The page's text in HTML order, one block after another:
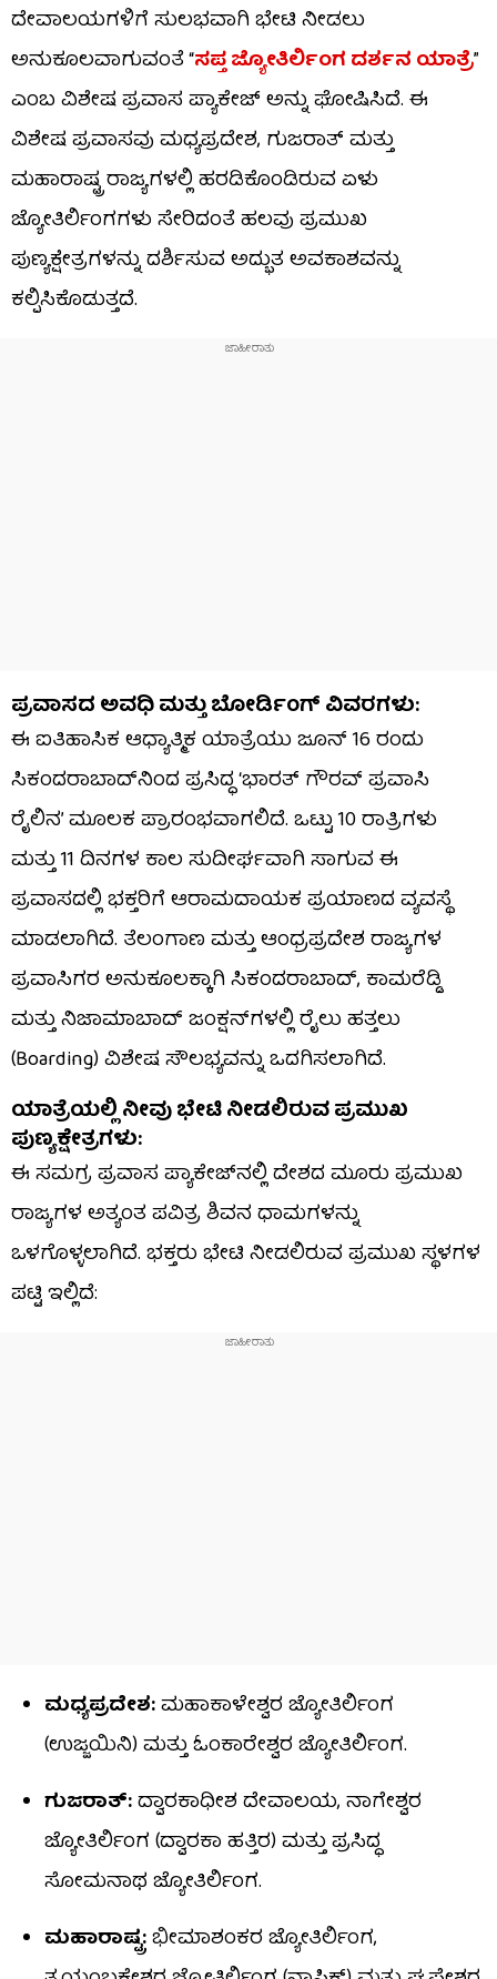
ದೇವಾಲಯಗಳಿಗೆ ಸುಲಭವಾಗಿ ಭೇಟಿ ನೀಡಲು
ಅನುಕೂಲವಾಗುವಂತೆ “ಸಪ್ತ ಜ್ಯೋತಿರ್ಲಿಂಗ ದರ್ಶನ ಯಾತ್ರೆ”
ಎಂಬ ವಿಶೇಷ ಪ್ರವಾಸ ಪ್ಯಾಕೇಜ್ ಅನ್ನು ಘೋಷಿಸಿದೆ. ಈ
ವಿಶೇಷ ಪ್ರವಾಸವು ಮಧ್ಯಪ್ರದೇಶ, ಗುಜರಾತ್ ಮತ್ತು
ಮಹಾರಾಷ್ಟ್ರ ರಾಜ್ಯಗಳಲ್ಲಿ ಹರಡಿಕೊಂಡಿರುವ ಏಳು
ಜ್ಯೋತಿರ್ಲಿಂಗಗಳು ಸೇರಿದಂತೆ ಹಲವು ಪ್ರಮುಖ
ಪುಣ್ಯಕ್ಷೇತ್ರಗಳನ್ನು ದರ್ಶಿಸುವ ಅದ್ಭುತ ಅವಕಾಶವನ್ನು
ಕಲ್ಪಿಸಿಕೊಡುತ್ತದೆ.
ಪ್ರವಾಸದ ಅವಧಿ ಮತ್ತು ಬೋರ್ಡಿಂಗ್ ವಿವರಗಳು:
ಈ ಐತಿಹಾಸಿಕ ಆಧ್ಯಾತ್ಮಿಕ ಯಾತ್ರೆಯು ಜೂನ್ 16 ರಂದು
ಸಿಕಂದರಾಬಾದ್‌ನಿಂದ ಪ್ರಸಿದ್ಧ ‘ಭಾರತ್ ಗೌರವ್ ಪ್ರವಾಸಿ
ರೈಲಿನ’ ಮೂಲಕ ಪ್ರಾರಂಭವಾಗಲಿದೆ. ಒಟ್ಟು 10 ರಾತ್ರಿಗಳು
ಮತ್ತು 11 ದಿನಗಳ ಕಾಲ ಸುದೀರ್ಘವಾಗಿ ಸಾಗುವ ಈ
ಪ್ರವಾಸದಲ್ಲಿ ಭಕ್ತರಿಗೆ ಆರಾಮದಾಯಕ ಪ್ರಯಾಣದ ವ್ಯವಸ್ಥೆ
ಮಾಡಲಾಗಿದೆ. ತೆಲಂಗಾಣ ಮತ್ತು ಆಂಧ್ರಪ್ರದೇಶ ರಾಜ್ಯಗಳ
ಪ್ರವಾಸಿಗರ ಅನುಕೂಲಕ್ಕಾಗಿ ಸಿಕಂದರಾಬಾದ್, ಕಾಮರೆಡ್ಡಿ
ಮತ್ತು ನಿಜಾಮಾಬಾದ್ ಜಂಕ್ಷನ್‌ಗಳಲ್ಲಿ ರೈಲು ಹತ್ತಲು
(Boarding) ವಿಶೇಷ ಸೌಲಭ್ಯವನ್ನು ಒದಗಿಸಲಾಗಿದೆ.
ಯಾತ್ರೆಯಲ್ಲಿ ನೀವು ಭೇಟಿ ನೀಡಲಿರುವ ಪ್ರಮುಖ
ಪುಣ್ಯಕ್ಷೇತ್ರಗಳು:
ಈ ಸಮಗ್ರ ಪ್ರವಾಸ ಪ್ಯಾಕೇಜ್‌ನಲ್ಲಿ ದೇಶದ ಮೂರು ಪ್ರಮುಖ
ರಾಜ್ಯಗಳ ಅತ್ಯಂತ ಪವಿತ್ರ ಶಿವನ ಧಾಮಗಳನ್ನು
ಒಳಗೊಳ್ಳಲಾಗಿದೆ. ಭಕ್ತರು ಭೇಟಿ ನೀಡಲಿರುವ ಪ್ರಮುಖ ಸ್ಥಳಗಳ
ಪಟ್ಟಿ ಇಲ್ಲಿದೆ:
ಮಧ್ಯಪ್ರದೇಶ:ಮಹಾಕಾಳೇಶ್ವರ ಜ್ಯೋತಿರ್ಲಿಂಗ
(ಉಜ್ಜಯಿನಿ) ಮತ್ತು ಓಂಕಾರೇಶ್ವರ ಜ್ಯೋತಿರ್ಲಿಂಗ.
ಗುಜರಾತ್:ದ್ವಾರಕಾಧೀಶ ದೇವಾಲಯ, ನಾಗೇಶ್ವರ
ಜ್ಯೋತಿರ್ಲಿಂಗ (ದ್ವಾರಕಾ ಹತ್ತಿರ) ಮತ್ತು ಪ್ರಸಿದ್ಧ
ಸೋಮನಾಥ ಜ್ಯೋತಿರ್ಲಿಂಗ.
ಮಹಾರಾಷ್ಟ್ರ:ಭೀಮಾಶಂಕರ ಜ್ಯೋತಿರ್ಲಿಂಗ,